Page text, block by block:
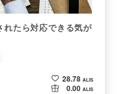
れたら対応できる気が
28.78 ALIS
0.00 ALIS